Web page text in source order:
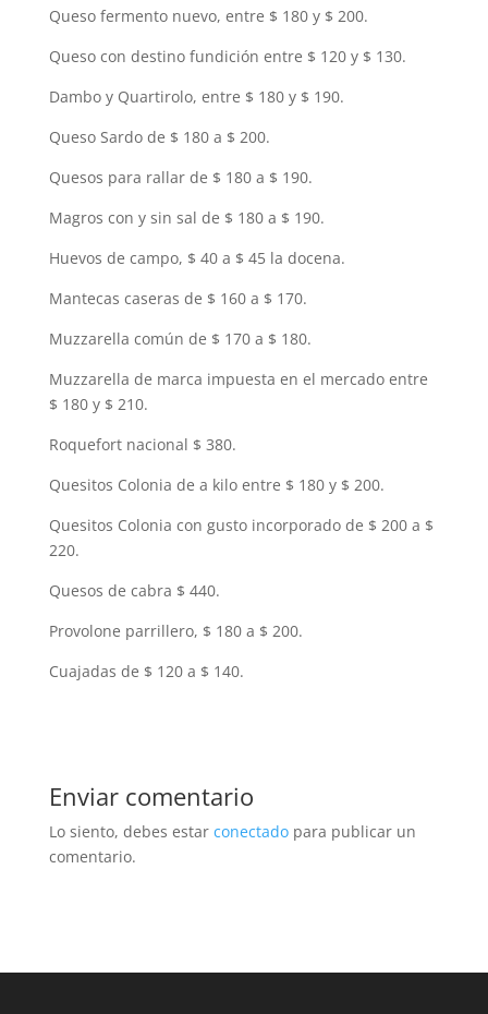
Queso fermento nuevo, entre $ 180 y $ 200.
Queso con destino fundición entre $ 120 y $ 130.
Dambo y Quartirolo, entre $ 180 y $ 190.
Queso Sardo de $ 180 a $ 200.
Quesos para rallar de $ 180 a $ 190.
Magros con y sin sal de $ 180 a $ 190.
Huevos de campo, $ 40 a $ 45 la docena.
Mantecas caseras de $ 160 a $ 170.
Muzzarella común de $ 170 a $ 180.
Muzzarella de marca impuesta en el mercado entre
$ 180 y $ 210.
Roquefort nacional $ 380.
Quesitos Colonia de a kilo entre $ 180 y $ 200.
Quesitos Colonia con gusto incorporado de $ 200 a $
220.
Quesos de cabra $ 440.
Provolone parrillero, $ 180 a $ 200.
Cuajadas de $ 120 a $ 140.
Enviar comentario
Lo siento, debes estar conectadopara publicar un
comentario.